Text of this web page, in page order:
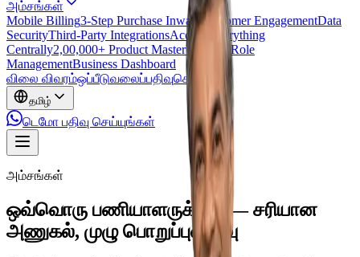
அம்சங்கள்
Mobile Billing3-Step Purchase InwardCustomer EngagementData
SecurityThird-Party IntegrationsAccess Everything
Centrally2,00,000+ Product MasterUsers & Role
ManagementBusiness Dashboard
விலை விவரம்ஒப்பீடுவலைப்பதிவுசெய்திகள்
தமிழ்
டெமோ பதிவு செய்யுங்கள்
அம்சங்கள்
ஒவ்வொரு பணியாளருக்கும் — சரியான
அணுகல், முழு பொறுப்புணர்வு